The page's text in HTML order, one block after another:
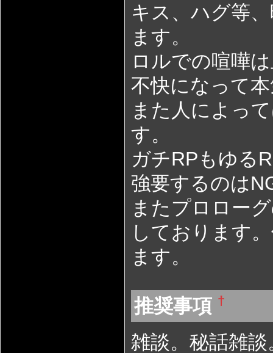
キス、ハグ等
ます。
ロルでの喧嘩
不快になって
また人によっ
す。
ガチRPもゆる
強要するのは
またプロロー
しております
ます。
推奨事項 †
雑談。秘話雑